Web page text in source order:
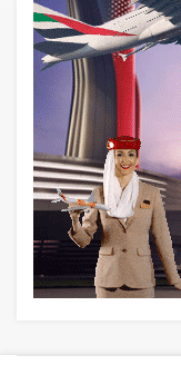
22 saat
23 saat
28